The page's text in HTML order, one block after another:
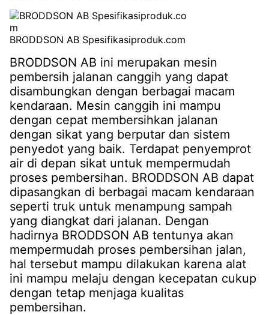
BRODDSON AB Spesifikasiproduk.com
BRODDSON AB ini merupakan mesin
pembersih jalanan canggih yang dapat
disambungkan dengan berbagai macam
kendaraan. Mesin canggih ini mampu
dengan cepat membersihkan jalanan
dengan sikat yang berputar dan sistem
penyedot yang baik. Terdapat penyemprot
air di depan sikat untuk mempermudah
proses pembersihan. BRODDSON AB dapat
dipasangkan di berbagai macam kendaraan
seperti truk untuk menampung sampah
yang diangkat dari jalanan. Dengan
hadirnya BRODDSON AB tentunya akan
mempermudah proses pembersihan jalan,
hal tersebut mampu dilakukan karena alat
ini mampu melaju dengan kecepatan cukup
dengan tetap menjaga kualitas
pembersihan.